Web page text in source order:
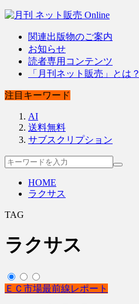
関連出版物のご案内
お知らせ
読者専用コンテンツ
「月刊ネット販売」とは？
注目キーワード
AI
送料無料
サブスクリプション
HOME
ラクサス
TAG
ラクサス
ＥＣ市場最前線レポート